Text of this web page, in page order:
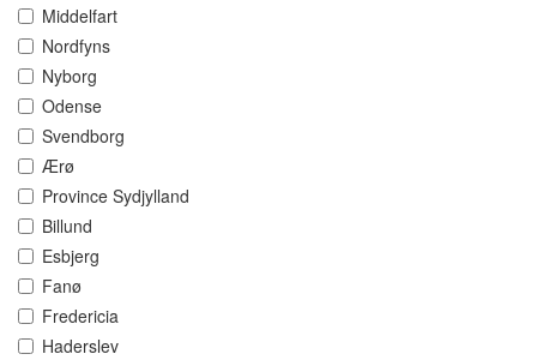
Middelfart
Nordfyns
Nyborg
Odense
Svendborg
Ærø
Province Sydjylland
Billund
Esbjerg
Fanø
Fredericia
Haderslev